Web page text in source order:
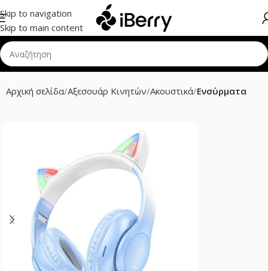
Skip to navigation
Skip to main content
Αρχική σελίδα Αξεσουάρ Κινητών Ακουστικά Ενσύρματα